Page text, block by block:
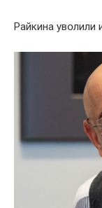
Райкина увօлили